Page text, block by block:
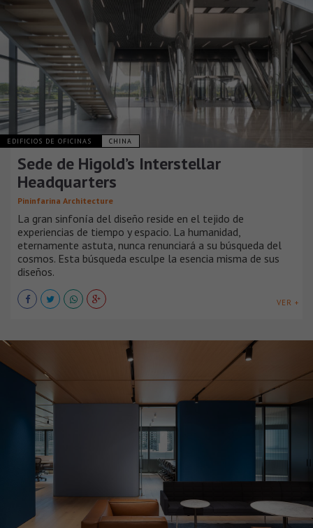
EDIFICIOS DE OFICINAS CHINA
Sede de Higold’s Interstellar
Headquarters
Pininfarina Architecture
La gran sinfonía del diseño reside en el tejido de
experiencias de tiempo y espacio. La humanidad,
eternamente astuta, nunca renunciará a su búsqueda del
cosmos. Esta búsqueda esculpe la esencia misma de sus
diseños.
VER +